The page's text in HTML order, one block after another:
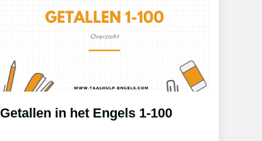
Getallen in het Engels 1-100